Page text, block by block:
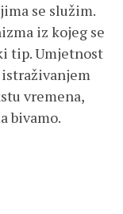
se služim.
iz kojeg se
tip. Umjetnost
vremena,
bivamo.